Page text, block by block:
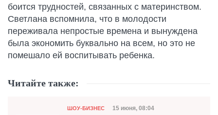
боится трудностей, связанных с материнством.
Светлана вспомнила, что в молодости
переживала непростые времена и вынуждена
была экономить буквально на всем, но это не
помешало ей воспитывать ребенка.
Читайте также:
Категория
ШОУ-БИЗНЕС Дата публикации
15 июня, 08:04